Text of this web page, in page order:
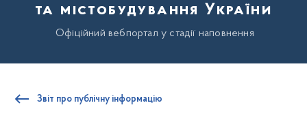
та містобудування України
Офіційний вебпортал у стадії наповнення
Звіт про публічну інформацію